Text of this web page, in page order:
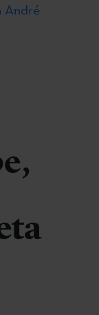
André